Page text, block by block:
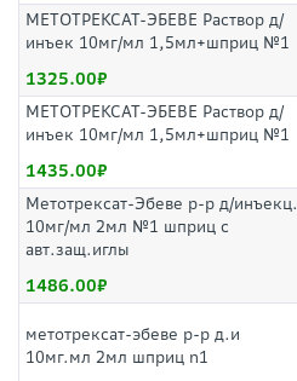
МЕТОТРЕКСАТ-ЭБЕВЕ Раствор д/
инъек 10мг/мл 1,5мл+шприц №1
1325.00
МЕТОТРЕКСАТ-ЭБЕВЕ Раствор д/
инъек 10мг/мл 1,5мл+шприц №1
1435.00
Метотрексат-Эбеве р-р д/инъекц.
10мг/мл 2мл №1 шприц с
авт.защ.иглы
1486.00
метотрексат-эбеве р-р д.и
10мг.мл 2мл шприц n1